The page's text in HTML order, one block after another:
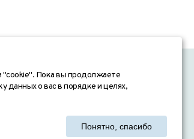
рассылок
"cookie". Пока вы продолжаете
данных о вас в порядке и целях,
Понятно, спасибо